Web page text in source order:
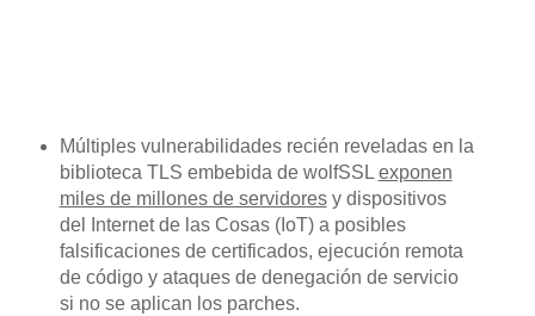
Múltiples vulnerabilidades recién reveladas en la
biblioteca TLS embebida de wolfSSL exponen
miles de millones de servidoresy dispositivos
del Internet de las Cosas (IoT) a posibles
falsificaciones de certificados, ejecución remota
de código y ataques de denegación de servicio
si no se aplican los parches.